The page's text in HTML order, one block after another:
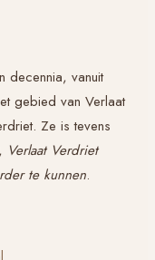
decennia, vanuit
gebied van Verlaat
Ze is tevens
Verlaat Verdriet
te kunnen.